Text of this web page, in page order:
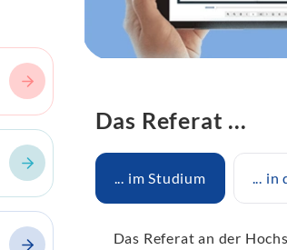
Das Referat ...
... im Studium ...
Das Referat an der